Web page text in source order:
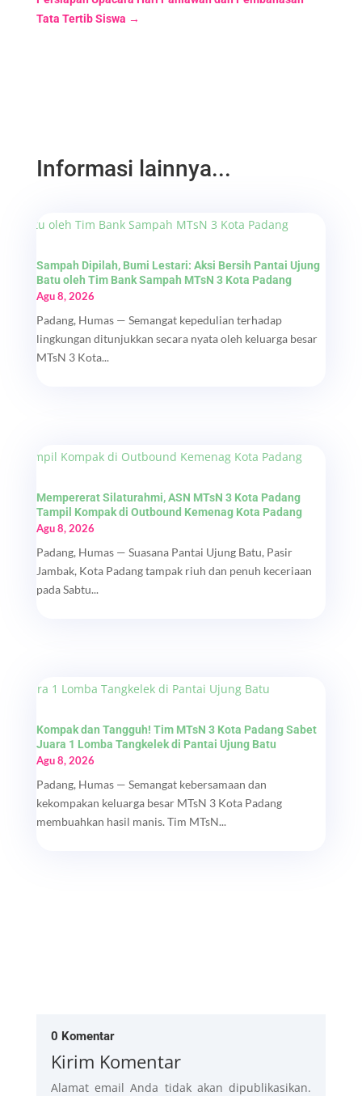
Tata Tertib Siswa →
Informasi lainnya...
Sampah Dipilah, Bumi Lestari: Aksi Bersih Pantai Ujung
Batu oleh Tim Bank Sampah MTsN 3 Kota Padang
Agu 8, 2026
Padang, Humas — Semangat kepedulian terhadap
lingkungan ditunjukkan secara nyata oleh keluarga besar
MTsN 3 Kota...
Mempererat Silaturahmi, ASN MTsN 3 Kota Padang
Tampil Kompak di Outbound Kemenag Kota Padang
Agu 8, 2026
Padang, Humas — Suasana Pantai Ujung Batu, Pasir
Jambak, Kota Padang tampak riuh dan penuh keceriaan
pada Sabtu...
Kompak dan Tangguh! Tim MTsN 3 Kota Padang Sabet
Juara 1 Lomba Tangkelek di Pantai Ujung Batu
Agu 8, 2026
Padang, Humas — Semangat kebersamaan dan
kekompakan keluarga besar MTsN 3 Kota Padang
membuahkan hasil manis. Tim MTsN...
0 Komentar
Kirim Komentar
Alamat email Anda tidak akan dipublikasikan.